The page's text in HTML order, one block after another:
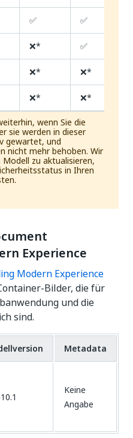
✅ ✅
❌* ✅
❌* ❌*
❌* ❌*
wenn Sie die
sie werden in dieser
gewartet, und
nicht mehr behoben. Wir
zu aktualisieren,
in Ihren
Experience
Modern Experience
Bilder, die für
und die
sind.
Metadata
Keine
Angabe